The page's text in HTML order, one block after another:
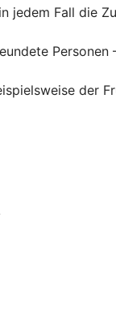
jedem Fall die
der